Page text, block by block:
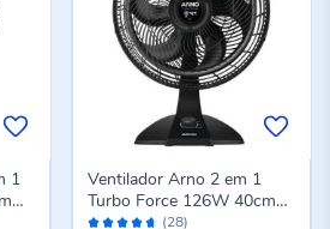
1
Avaliação: (28)
Ventilador Arno 2 em 1
Turbo Force 126W 40cm
VF42